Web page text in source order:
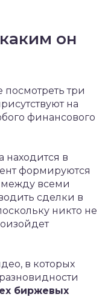
он
три
на
финансового
находится в
формируются
всеми
сделки в
никто не
в которых
биржевых